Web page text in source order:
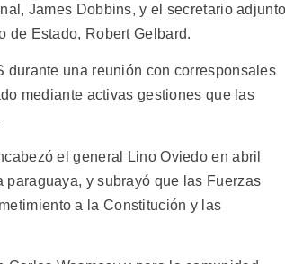
James Dobbins, y el secretario
de Estado, Robert Gelbard.
durante una reunión con corresponsales
mediante activas gestiones que las
el general Lino Oviedo en abril
y subrayó que las Fuerzas
a la Constitución y las